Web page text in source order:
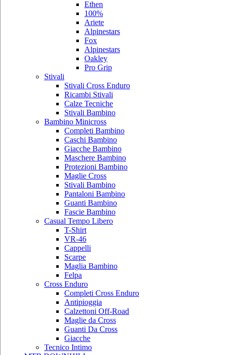
Ethen
100%
Ariete
Alpinestars
Fox
Alpinestars
Oakley
Pro Grip
Stivali
Stivali Cross Enduro
Ricambi Stivali
Calze Tecniche
Stivali Bambino
Bambino Minicross
Completi Bambino
Caschi Bambino
Giacche Bambino
Maschere Bambino
Protezioni Bambino
Maglie Cross
Stivali Bambino
Pantaloni Bambino
Guanti Bambino
Fascie Bambino
Casual Tempo Libero
T-Shirt
VR-46
Cappelli
Scarpe
Maglia Bambino
Felpa
Cross Enduro
Completi Cross Enduro
Antipioggia
Calzettoni Off-Road
Maglie da Cross
Guanti Da Cross
Giacche
Tecnico Intimo